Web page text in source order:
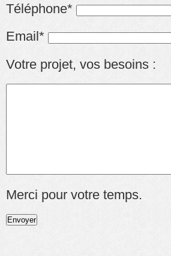
Téléphone*
Email*
Votre projet, vos besoins :
Merci pour votre temps.